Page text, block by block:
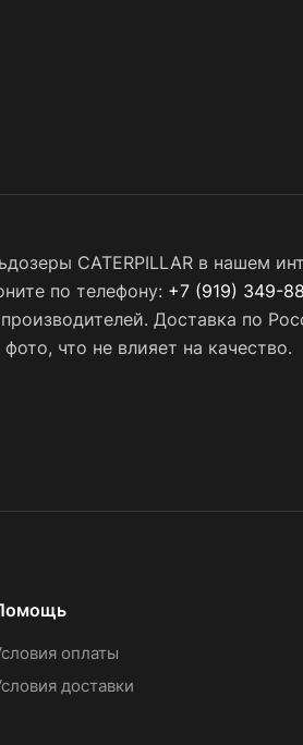
CATERPILLAR в нашем
по телефону: +7 (919) 349-
Доставка по
что не влияет на качество.
оплаты
доставки